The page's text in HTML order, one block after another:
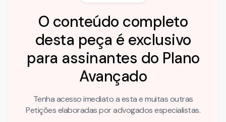
O conteúdo completo
desta peça é exclusivo
para assinantes do Plano
Avançado
Tenha acesso imediato a esta e muitas outras
Petições elaboradas por advogados especialistas.